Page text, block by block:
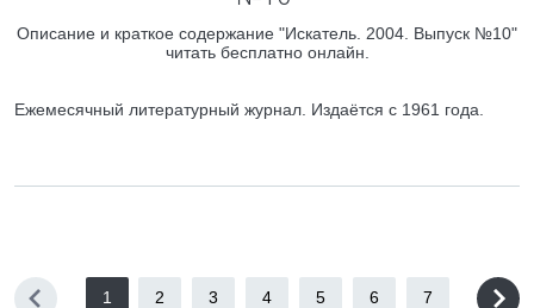
Описание и краткое содержание "Искатель. 2004. Выпуск №10"
читать бесплатно онлайн.
Ежемесячный литературный журнал. Издаётся с 1961 года.
1 2 3 4 5 6 7